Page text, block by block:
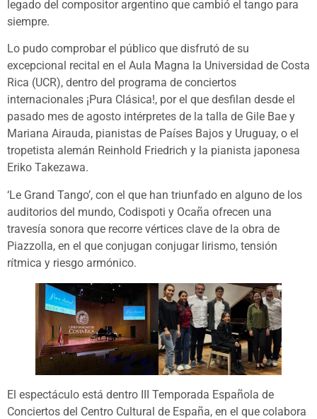
legado del compositor argentino que cambió el tango para
siempre.
Lo pudo comprobar el público que disfrutó de su
excepcional recital en el Aula Magna la Universidad de Costa
Rica (UCR), dentro del programa de conciertos
internacionales ¡Pura Clásica!, por el que desfilan desde el
pasado mes de agosto intérpretes de la talla de Gile Bae y
Mariana Airauda, pianistas de Países Bajos y Uruguay, o el
tropetista alemán Reinhold Friedrich y la pianista japonesa
Eriko Takezawa.
‘Le Grand Tango’, con el que han triunfado en alguno de los
auditorios del mundo, Codispoti y Ocaña ofrecen una
travesía sonora que recorre vértices clave de la obra de
Piazzolla, en el que conjugan conjugar lirismo, tensión
rítmica y riesgo armónico.
El espectáculo está dentro III Temporada Española de
Conciertos del Centro Cultural de España, en el que colabora